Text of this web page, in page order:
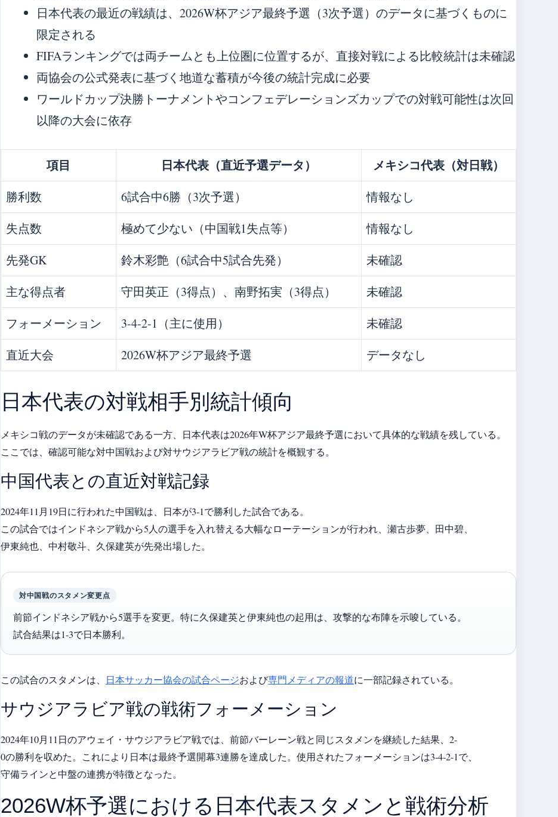
日本代表の最近の戦績は、2026W杯アジア最終予選（3次予選）のデータに基づくものに
限定される
FIFAランキングでは両チームとも上位圏に位置するが、直接対戦による比較統計は未確認
両協会の公式発表に基づく地道な蓄積が今後の統計完成に必要
ワールドカップ決勝トーナメントやコンフェデレーションズカップでの対戦可能性は次回
以降の大会に依存
項目 日本代表（直近予選データ） メキシコ代表（対日戦）
勝利数 6試合中6勝（3次予選）
情報なし
失点数
極めて少ない（中国戦1失点等）
情報なし
先発GK
鈴木彩艶（6試合中5試合先発）
未確認
主な得点者
守田英正（3得点）、南野拓実（3得点）
未確認
フォーメーション
3-4-2-1（主に使用）
未確認
直近大会
2026W杯アジア最終予選 データなし
日本代表の対戦相手別統計傾向
メキシコ戦のデータが未確認である一方、日本代表は2026年W杯アジア最終予選において具体的な戦績を残している。
ここでは、確認可能な対中国戦および対サウジアラビア戦の統計を概観する。
中国代表との直近対戦記録
2024年11月19日に行われた中国戦は、日本が3-1で勝利した試合である。
この試合ではインドネシア戦から5人の選手を入れ替える大幅なローテーションが行われ、瀬古歩夢、田中碧、
伊東純也、中村敬斗、久保建英が先発出場した。
対中国戦のスタメン変更点
前節インドネシア戦から5選手を変更。特に久保建英と伊東純也の起用は、攻撃的な布陣を示唆している。
試合結果は1-3で日本勝利。
この試合のスタメンは、 日本サッカー協会の試合ページおよび専門メディアの報道に一部記録されている。
サウジアラビア戦の戦術フォーメーション
2024年10月11日のアウェイ・サウジアラビア戦では、前節バーレーン戦と同じスタメンを継続した結果、2-
0の勝利を収めた。これにより日本は最終予選開幕3連勝を達成した。使用されたフォーメーションは3-4-2-1で、
守備ラインと中盤の連携が特徴となった。
2026W杯予選における日本代表スタメンと戦術分析